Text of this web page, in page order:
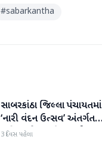
#sabarkantha
સાબરકાંઠા
સાબરકાંઠા જિલ્લા પંચાયતમાં
‘નારી વંદન ઉત્સવ’ અંતર્ગત
‘મહિલા નેતૃત્વ દિવસ’ની ભવ્ય
3 દિવસ પહેલા